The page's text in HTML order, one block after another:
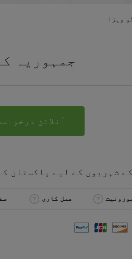
ویزا
جمہوریہ
آنلائن
شہریوں کے لیے پاکستان
عمل کاری